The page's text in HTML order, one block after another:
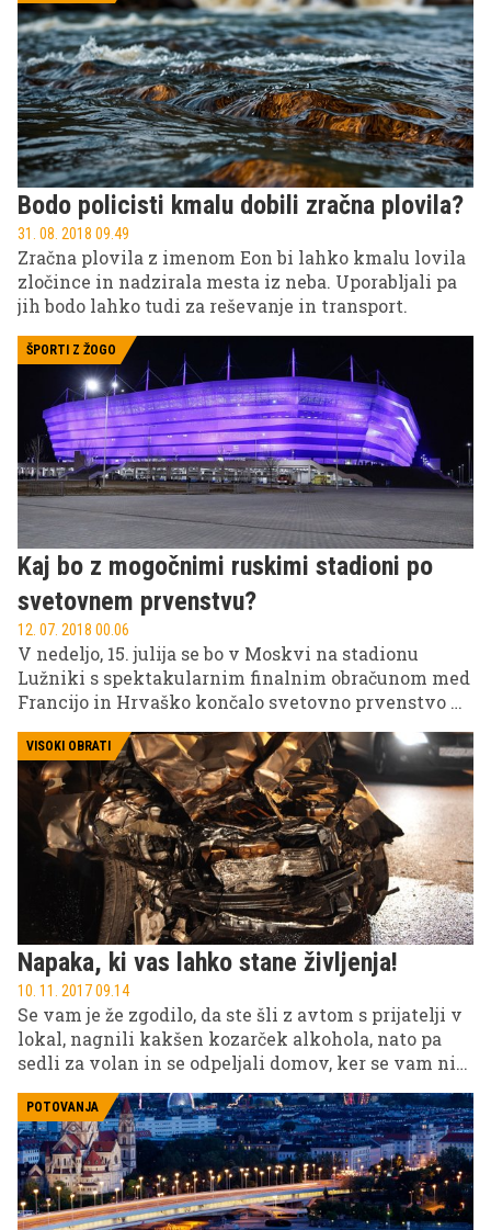
na daljavo postaja vse bolj priljubljena oblika, ki se
je poslužujejo mnogi, tako samski kot tisti z družino.
Izvedba ni tako zelo nemogoča, kot se morda zdi na
prvi pogled, zahteva samo malce organizacije,
izbiro destinacije in kanček poguma. Zakaj pa ne?
Izbrali smo nekaj destinacij, ki slovijo kot najbolj
priljubljene za tovrsten način dela. Preverite, zakaj.
Bodo policisti kmalu dobili zračna plovila?
31. 08. 2018 09.49
Zračna plovila z imenom Eon bi lahko kmalu lovila
zločince in nadzirala mesta iz neba. Uporabljali pa
jih bodo lahko tudi za reševanje in transport.
ŠPORTI Z ŽOGO
Kaj bo z mogočnimi ruskimi stadioni po
svetovnem prvenstvu?
12. 07. 2018 00.06
V nedeljo, 15. julija se bo v Moskvi na stadionu
Lužniki s spektakularnim finalnim obračunom med
Francijo in Hrvaško končalo svetovno prvenstvo v
potekale na mogočnih stadionih po vsej državi:
nekatere so za to priložnost samo posodobili in
modernizirali, spet druge so postavili čisto na novo.
Prav na vseh smo bili priča izjemnim predstavam,
veliko manj spektakularna pa bodo ta prizorišča
postala, ko se bo zgodba o svetovnem nogometnem
prvenstvu leta 2018 zaključila.
VISOKI OBRATI
Napaka, ki vas lahko stane življenja!
10. 11. 2017 09.14
Se vam je že zgodilo, da ste šli z avtom s prijatelji v
lokal, nagnili kakšen kozarček alkohola, nato pa
sedli za volan in se odpeljali domov, ker se vam ni
škoda denarja za taksi, ker ste se počutili povsem
sposobni voziti? Ta napaka vas lahko stane
življenja – vašega ali življenja koga drugega!
POTOVANJA